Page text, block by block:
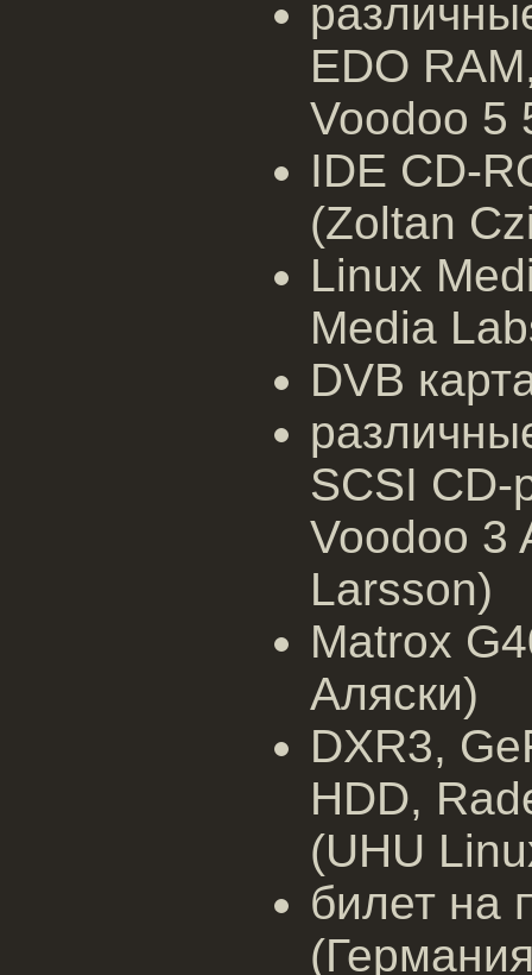
EDO
Voodoo 5
IDE CD-
(Zoltan
Linux
Media
DVB
SCSI CD-
Voodoo 3
Larsson)
Matrox
Аляски)
DXR3,
HDD,
(UHU
билет на